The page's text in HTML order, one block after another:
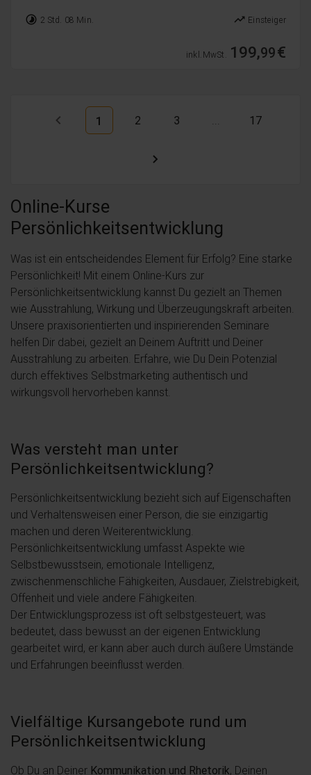
timelapse 2 Std. 08 Min. trending_up Einsteiger
inkl. MwSt. 199,99€
1 2 3 ... 17
Online-Kurse
Persönlichkeitsentwicklung
Was ist ein entscheidendes Element für Erfolg? Eine starke
Persönlichkeit! Mit einem Online-Kurs zur
Persönlichkeitsentwicklung kannst Du gezielt an Themen
wie Ausstrahlung, Wirkung und Überzeugungskraft arbeiten.
Unsere praxisorientierten und inspirierenden Seminare
helfen Dir dabei, gezielt an Deinem Auftritt und Deiner
Ausstrahlung zu arbeiten. Erfahre, wie Du Dein Potenzial
durch effektives Selbstmarketing authentisch und
wirkungsvoll hervorheben kannst.
Was versteht man unter
Persönlichkeitsentwicklung?
Persönlichkeitsentwicklung bezieht sich auf Eigenschaften
und Verhaltensweisen einer Person, die sie einzigartig
machen und deren Weiterentwicklung.
Persönlichkeitsentwicklung umfasst Aspekte wie
Selbstbewusstsein, emotionale Intelligenz,
zwischenmenschliche Fähigkeiten, Ausdauer, Zielstrebigkeit,
Offenheit und viele andere Fähigkeiten.
Der Entwicklungsprozess ist oft selbstgesteuert, was
bedeutet, dass bewusst an der eigenen Entwicklung
gearbeitet wird, er kann aber auch durch äußere Umstände
und Erfahrungen beeinflusst werden.
Vielfältige Kursangebote rund um
Persönlichkeitsentwicklung
Ob Du an Deiner Kommunikation und Rhetorik, Deinen